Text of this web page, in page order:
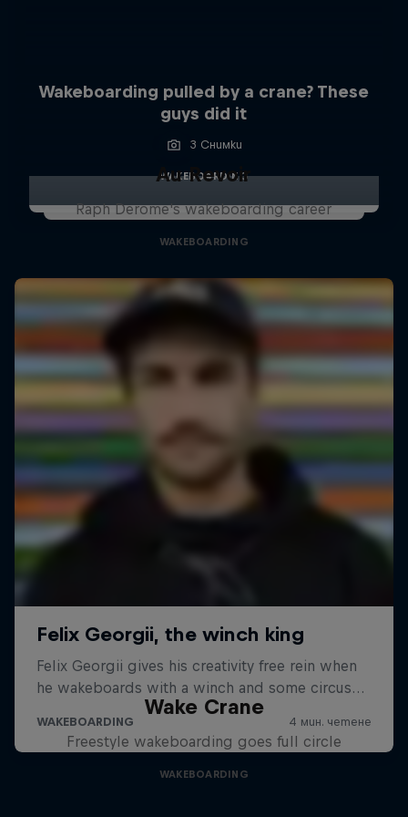
Wakeboarding pulled by a crane? These
guys did it
3 Снимки
WAKEBOARDING
Au Revoir
Raph Derome's wakeboarding career
WAKEBOARDING
Wake Crane
Freestyle wakeboarding goes full circle
WAKEBOARDING